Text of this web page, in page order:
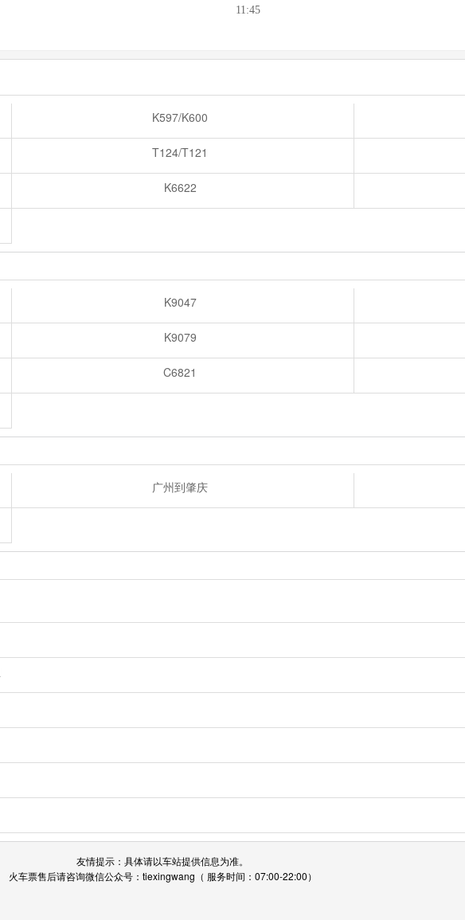
11:45
K597/K600
T124/T121
K6622
K9047
K9079
C6821
广州到肇庆
友情提示：具体请以车站提供信息为准。
火车票售后请咨询微信公众号：tiexingwang（ 服务时间：07:00-22:00）